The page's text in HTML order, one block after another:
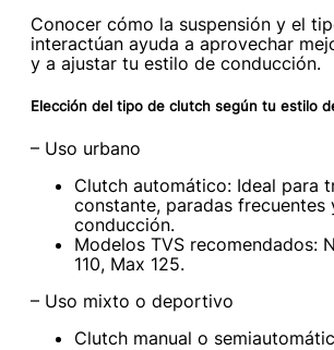
Conocer cómo la suspensión y el
interactúan ayuda a aprovechar
y a ajustar tu estilo de conducción.
Elección del tipo de clutch según tu estilo
– Uso urbano
Clutch automático: Ideal para
constante, paradas
conducción.
Modelos TVS recomendados:
110, Max 125.
– Uso mixto o deportivo
Clutch manual o